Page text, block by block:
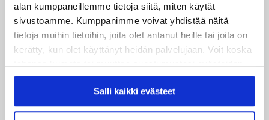
alan kumppaneillemme tietoja siitä, miten käytät
sivustoamme. Kumppanimme voivat yhdistää näitä
tietoja muihin tietoihin, joita olet antanut heille tai joita on
kerätty, kun olet käyttänyt heidän palvelujaan. Voit koska
tahansa kumota tai muuttaa suostumustasi evästeiden
käytöstäEvästeet-sivultamme.
Salli kaikki evästeet
mittari luvassa jo heti viikonloppuna Tampere Cupissa!
29.07.2026
JYPin harjoitusottelut tulevalle 2026-2027 kaudelle on
julkaistu!
Ruotsalaishyökkääjä Arvid Costmar JYPiin